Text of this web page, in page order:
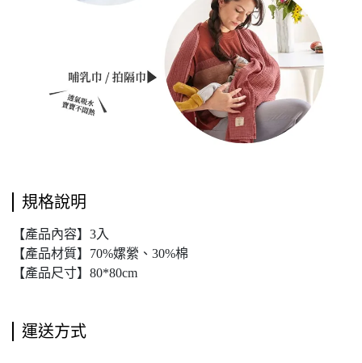
規格說明
【產品內容】3入
【產品材質】70%嫘縈、30%棉
【產品尺寸】80*80cm
運送方式